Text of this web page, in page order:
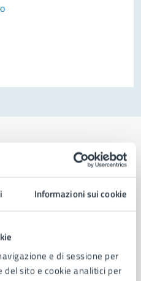
Informazioni sui cookie
e di sessione per
sito e cookie analitici per